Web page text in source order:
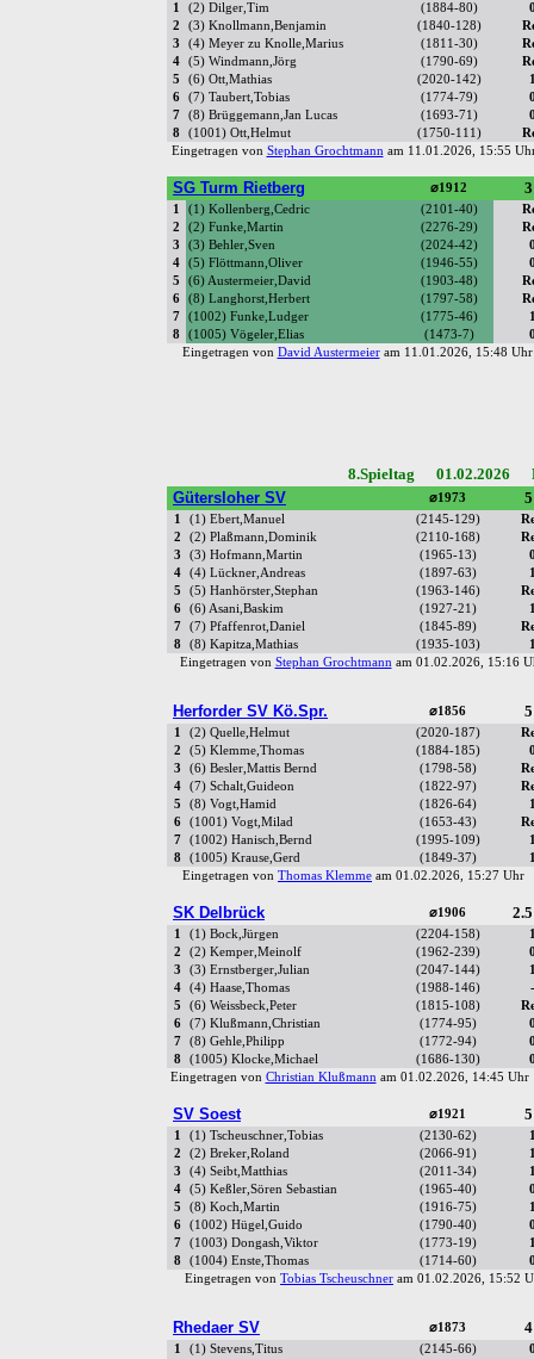
1 (2) Dilger,Tim (1884-80)
2
(3) Knollmann,Benjamin (1840-128)
3
(4) Meyer zu Knolle,Marius (1811-30)
4
(5) Windmann,Jörg (1790-69)
5
(6) Ott,Mathias (2020-142)
6
(7) Taubert,Tobias (1774-79)
7
(8) Brüggemann,Jan Lucas (1693-71)
8
(1001) Ott,Helmut (1750-111)
Eingetragen von Stephan Grochtmannam 11.01.2026, 15:55
SG Turm Rietberg ⌀1912
1 (1) Kollenberg,Cedric (2101-40)
2
(2) Funke,Martin (2276-29)
3
(3) Behler,Sven (2024-42)
4
(5) Flöttmann,Oliver (1946-55)
5
(6) Austermeier,David (1903-48)
6
(8) Langhorst,Herbert (1797-58)
7
(1002) Funke,Ludger (1775-46)
8
(1005) Vögeler,Elias (1473-7)
Eingetragen von David Austermeieram 11.01.2026, 15:48
8.Spieltag 01.02.2026
Gütersloher SV
⌀1973
1 (1) Ebert,Manuel (2145-129)
2
(2) Plaßmann,Dominik (2110-168)
3
(3) Hofmann,Martin (1965-13)
4
(4) Lückner,Andreas (1897-63)
5
(5) Hanhörster,Stephan (1963-146)
6
(6) Asani,Baskim (1927-21)
7
(7) Pfaffenrot,Daniel (1845-89)
8
(8) Kapitza,Mathias (1935-103)
Eingetragen von Stephan Grochtmannam 01.02.2026, 15:16
Herforder SV Kö.Spr. ⌀1856
1 (2) Quelle,Helmut (2020-187)
2
(5) Klemme,Thomas (1884-185)
3
(6) Besler,Mattis Bernd (1798-58)
4
(7) Schalt,Guideon (1822-97)
5
(8) Vogt,Hamid (1826-64)
6
(1001) Vogt,Milad (1653-43)
7
(1002) Hanisch,Bernd (1995-109)
8
(1005) Krause,Gerd (1849-37)
Eingetragen von Thomas Klemme am 01.02.2026, 15:27 Uhr
SK Delbrück ⌀1906
1 (1) Bock,Jürgen (2204-158)
2
(2) Kemper,Meinolf (1962-239)
3
(3) Ernstberger,Julian (2047-144)
4
(4) Haase,Thomas (1988-146)
5
(6) Weissbeck,Peter (1815-108)
6
(7) Klußmann,Christian (1774-95)
7
(8) Gehle,Philipp (1772-94)
8
(1005) Klocke,Michael (1686-130)
Eingetragen von Christian Klußmannam 01.02.2026, 14:45
SV Soest ⌀1921
1 (1) Tscheuschner,Tobias (2130-62)
2
(2) Breker,Roland (2066-91)
3
(4) Seibt,Matthias (2011-34)
4
(5) Keßler,Sören Sebastian (1965-40)
5
(8) Koch,Martin (1916-75)
6
(1002) Hügel,Guido (1790-40)
7
(1003) Dongash,Viktor (1773-19)
8
(1004) Enste,Thomas (1714-60)
Eingetragen von Tobias Tscheuschner am 01.02.2026, 15:52
Rhedaer SV ⌀1873
1 (1) Stevens,Titus (2145-66)